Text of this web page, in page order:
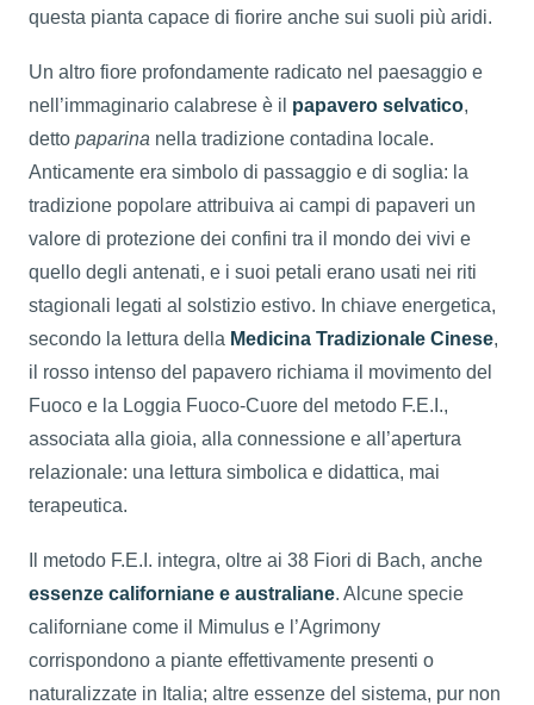
questa pianta capace di fiorire anche sui suoli più aridi.
Un altro fiore profondamente radicato nel paesaggio e
nell’immaginario calabrese è il papavero selvatico,
detto paparina nella tradizione contadina locale.
Anticamente era simbolo di passaggio e di soglia: la
tradizione popolare attribuiva ai campi di papaveri un
valore di protezione dei confini tra il mondo dei vivi e
quello degli antenati, e i suoi petali erano usati nei riti
stagionali legati al solstizio estivo. In chiave energetica,
secondo la lettura della Medicina Tradizionale Cinese,
il rosso intenso del papavero richiama il movimento del
Fuoco e la Loggia Fuoco-Cuore del metodo F.E.I.,
associata alla gioia, alla connessione e all’apertura
relazionale: una lettura simbolica e didattica, mai
terapeutica.
Il metodo F.E.I. integra, oltre ai 38 Fiori di Bach, anche
essenze californiane e australiane. Alcune specie
californiane come il Mimulus e l’Agrimony
corrispondono a piante effettivamente presenti o
naturalizzate in Italia; altre essenze del sistema, pur non